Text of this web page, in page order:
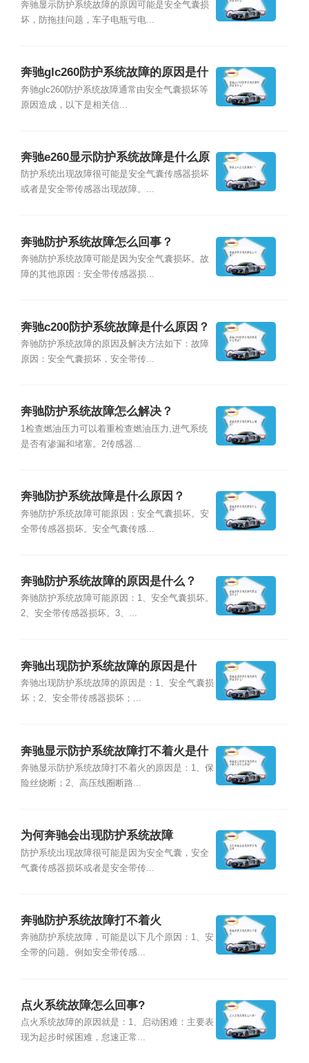
么？
奔驰显示防护系统故障的原因可能是安全气囊损
坏，防拖挂问题，车子电瓶亏电...
奔驰glc260防护系统故障的原因是什
么？
奔驰glc260防护系统故障通常由安全气囊损坏等
原因造成，以下是相关信...
奔驰e260显示防护系统故障是什么原
因？
防护系统出现故障很可能是安全气囊传感器损坏
或者是安全带传感器出现故障。...
奔驰防护系统故障怎么回事？
奔驰防护系统故障可能是因为安全气囊损坏。故
障的其他原因：安全带传感器损...
奔驰c200防护系统故障是什么原因？
奔驰防护系统故障的原因及解决方法如下：故障
原因：安全气囊损坏，安全带传...
奔驰防护系统故障怎么解决？
1检查燃油压力可以着重检查燃油压力,进气系统
是否有渗漏和堵塞。2传感器...
奔驰防护系统故障是什么原因？
奔驰防护系统故障可能原因：安全气囊损坏。安
全带传感器损坏。安全气囊传感...
奔驰防护系统故障的原因是什么？
奔驰防护系统故障可能原因：1、安全气囊损坏。
2、安全带传感器损坏。3、...
奔驰出现防护系统故障的原因是什
么？
奔驰出现防护系统故障的原因是：1、安全气囊损
坏；2、安全带传感器损坏；...
奔驰显示防护系统故障打不着火是什
么原因？
奔驰显示防护系统故障打不着火的原因是：1、保
险丝烧断；2、高压线圈断路...
为何奔驰会出现防护系统故障
防护系统出现故障很可能是因为安全气囊，安全
气囊传感器损坏或者是安全带传...
奔驰防护系统故障打不着火
奔驰防护系统故障，可能是以下几个原因：1、安
全带的问题。例如安全带传感...
点火系统故障怎么回事?
点火系统故障的原因就是：1、启动困难：主要表
现为起步时候困难，怠速正常...